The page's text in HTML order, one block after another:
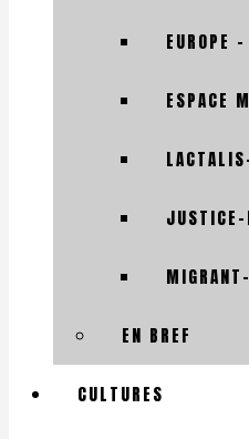
EUROPE
ESPACE
JUSTICE-
EN BREF
CULTURES